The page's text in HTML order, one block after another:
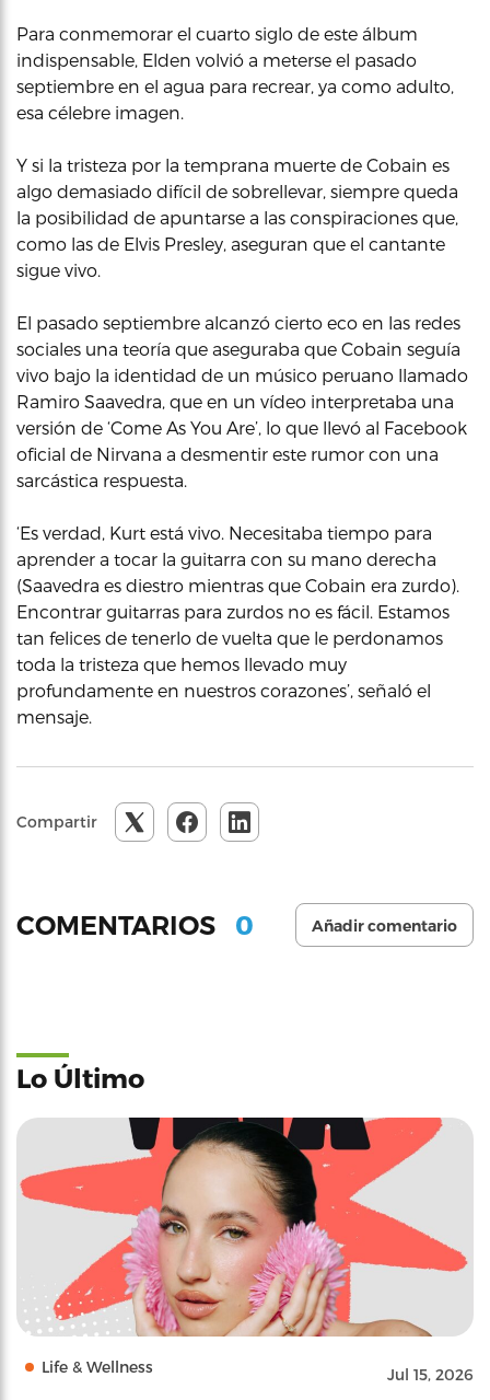
Para conmemorar el cuarto siglo de este álbum
indispensable, Elden volvió a meterse el pasado
septiembre en el agua para recrear, ya como adulto,
esa célebre imagen.
Y si la tristeza por la temprana muerte de Cobain es
algo demasiado difícil de sobrellevar, siempre queda
la posibilidad de apuntarse a las conspiraciones que,
como las de Elvis Presley, aseguran que el cantante
sigue vivo.
El pasado septiembre alcanzó cierto eco en las redes
sociales una teoría que aseguraba que Cobain seguía
vivo bajo la identidad de un músico peruano llamado
Ramiro Saavedra, que en un vídeo interpretaba una
versión de ‘Come As You Are’, lo que llevó al Facebook
oficial de Nirvana a desmentir este rumor con una
sarcástica respuesta.
‘Es verdad, Kurt está vivo. Necesitaba tiempo para
aprender a tocar la guitarra con su mano derecha
(Saavedra es diestro mientras que Cobain era zurdo).
Encontrar guitarras para zurdos no es fácil. Estamos
tan felices de tenerlo de vuelta que le perdonamos
toda la tristeza que hemos llevado muy
profundamente en nuestros corazones’, señaló el
mensaje.
Compartir
COMENTARIOS 0 Añadir comentario
Lo Último
Life & Wellness Jul 15, 2026